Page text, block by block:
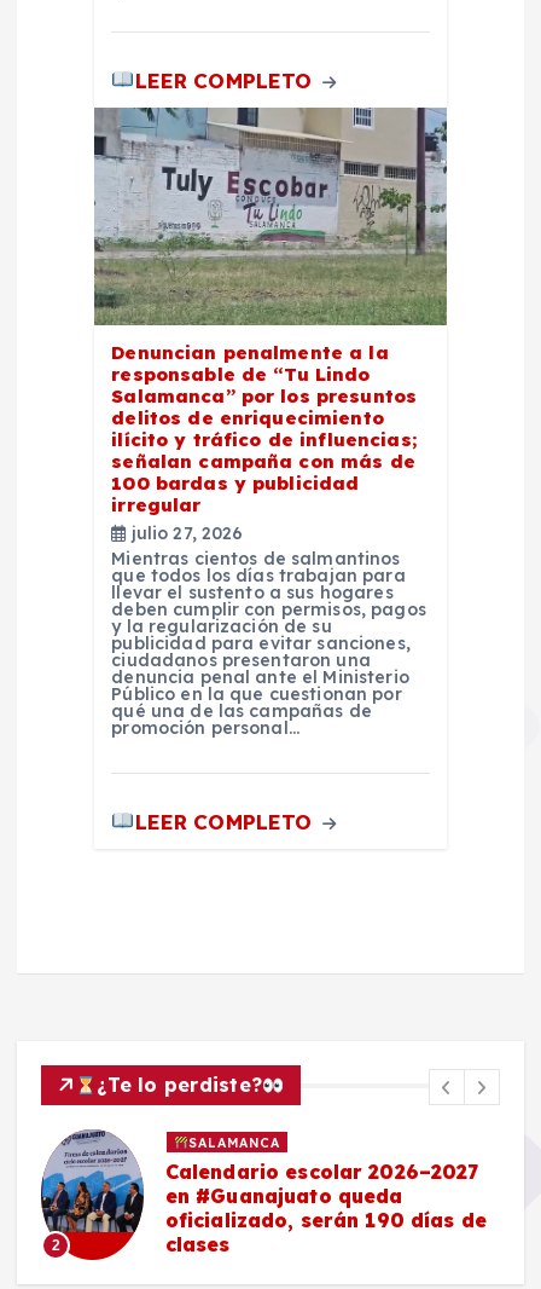
LEER COMPLETO
Denuncian penalmente a la
responsable de “Tu Lindo
Salamanca” por los presuntos
delitos de enriquecimiento
ilícito y tráfico de influencias;
señalan campaña con más de
100 bardas y publicidad
irregular
julio 27, 2026
Mientras cientos de salmantinos
que todos los días trabajan para
llevar el sustento a sus hogares
deben cumplir con permisos, pagos
y la regularización de su
publicidad para evitar sanciones,
ciudadanos presentaron una
denuncia penal ante el Ministerio
Público en la que cuestionan por
qué una de las campañas de
promoción personal…
LEER COMPLETO
¿Te lo perdiste?
2
SALAMANCA
Calendario escolar 2026–2027
en #Guanajuato queda
oficializado, serán 190 días de
clases